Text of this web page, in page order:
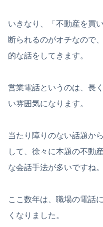
いきなり、「不動産を買
断られるのがオチなので
的な話をしてきます。
営業電話というのは、長
い雰囲気になります。
当たり障りのない話題か
して、徐々に本題の不動
な会話手法が多いですね。
ここ数年は、職場の電話
くなりました。